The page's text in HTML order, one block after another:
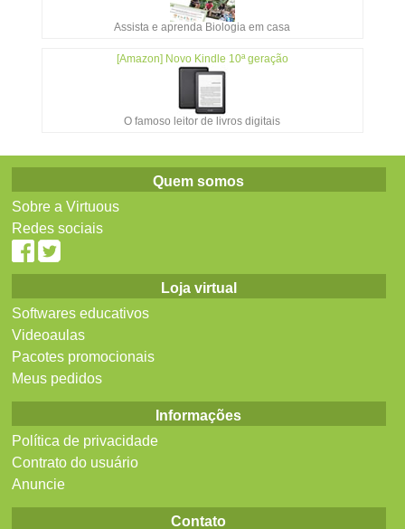
Assista e aprenda Biologia em casa
[Amazon] Novo Kindle 10ª geração
O famoso leitor de livros digitais
Quem somos
Sobre a Virtuous
Redes sociais
Loja virtual
Softwares educativos
Videoaulas
Pacotes promocionais
Meus pedidos
Informações
Política de privacidade
Contrato do usuário
Anuncie
Contato